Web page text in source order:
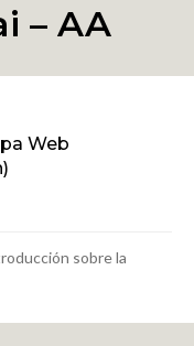
– AA
Web
sobre la